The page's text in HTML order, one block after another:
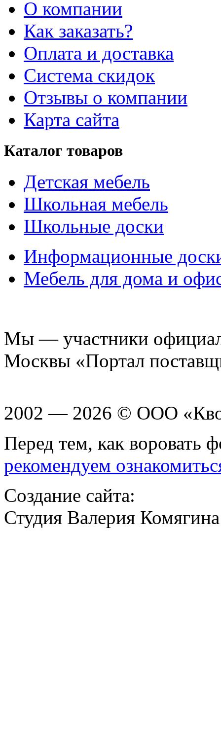
О компании
Как заказать?
Оплата и доставка
Система скидок
Отзывы о компании
Карта сайта
Каталог товаров
Детская мебель
Школьная мебель
Школьные доски
Информационные
Мебель для дома и
Мы — участники
Москвы «Портал
2002 — 2026 © ООО
Перед тем, как воровать
рекомендуем
Создание сайта:
Студия Валерия Комягина